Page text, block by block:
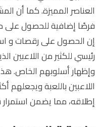
العناصر المميزة. كما أن
فرصًا إضافية للحصول على
إن الحصول على رقصات و
رئيسي للكثير من اللاعبين
وإظهار أسلوبهم الخاص. هذا
اللاعبين باللعبة ويجعلهم
إطلاقه، مما يضمن